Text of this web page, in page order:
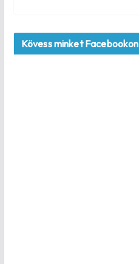
Kövess minket Facebookon